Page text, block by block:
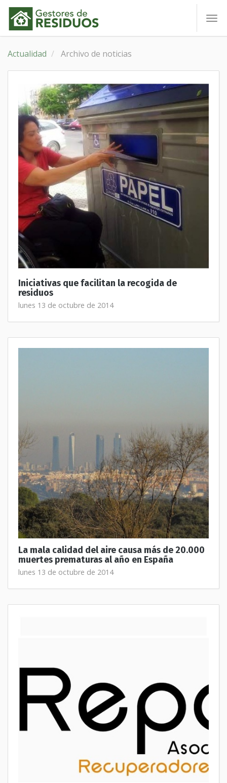
Actualidad
Archivo de noticias
Iniciativas que facilitan la recogida de
residuos
lunes 13 de octubre de 2014
La mala calidad del aire causa más de 20.000
muertes prematuras al año en España
lunes 13 de octubre de 2014